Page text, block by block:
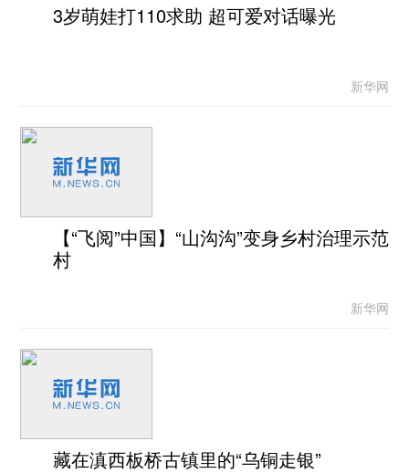
3岁萌娃打110求助 超可爱对话曝光
新华网
【“飞阅”中国】“山沟沟”变身乡村治理示范
村
新华网
藏在滇西板桥古镇里的“乌铜走银”